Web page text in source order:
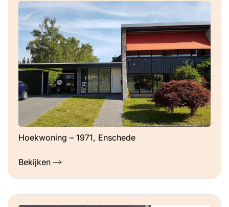
Hoekwoning – 1971, Enschede
Bekijken